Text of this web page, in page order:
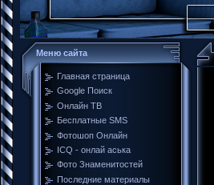
Меню сайта
Главная страница
Google Поиск
Онлайн ТВ
Бесплатные SMS
Фотошоп Онлайн
ICQ - онлай аська
Фото Знаменитостей
Последние материалы